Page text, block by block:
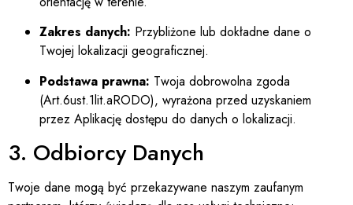
Zakres danych: Przybliżone lub dokładne dane o
Twojej lokalizacji geograficznej.
Podstawa prawna: Twoja dobrowolna zgoda
(Art.6ust.1lit.aRODO), wyrażona przed uzyskaniem
przez Aplikację dostępu do danych o lokalizacji.
3. Odbiorcy Danych
Twoje dane mogą być przekazywane naszym zaufanym